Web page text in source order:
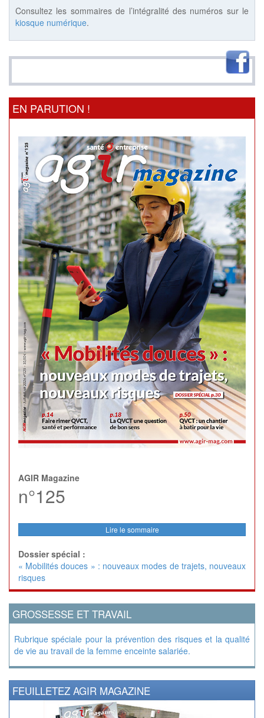
Consultez les sommaires de l’intégralité des numéros sur le
kiosque numérique.
EN PARUTION !
AGIR Magazine
n°125
Lire le sommaire
Dossier spécial :
« Mobilités douces » : nouveaux modes de trajets, nouveaux
risques
GROSSESSE ET TRAVAIL
Rubrique spéciale pour la prévention des risques et la qualité
de vie au travail de la femme enceinte salariée.
FEUILLETEZ AGIR MAGAZINE